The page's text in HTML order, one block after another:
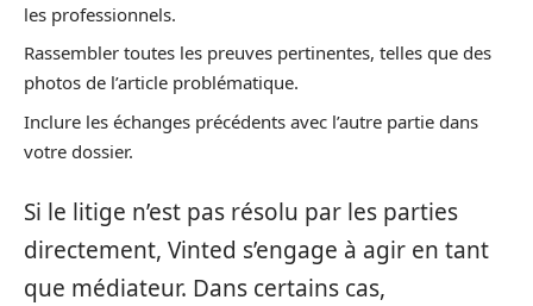
les professionnels.
Rassembler toutes les preuves pertinentes, telles que des
photos de l’article problématique.
Inclure les échanges précédents avec l’autre partie dans
votre dossier.
Si le litige n’est pas résolu par les parties
directement, Vinted s’engage à agir en tant
que médiateur. Dans certains cas,